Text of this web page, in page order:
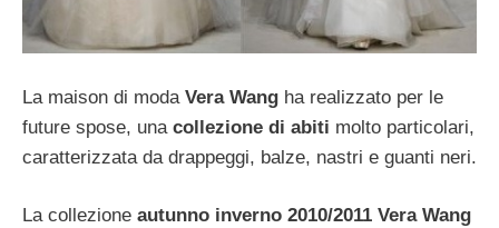
La maison di moda Vera Wang ha realizzato per le
future spose, una collezione di abiti molto particolari,
caratterizzata da drappeggi, balze, nastri e guanti neri.
La collezione autunno inverno 2010/2011 Vera Wang